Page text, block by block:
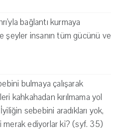
bağlantı kurmaya
şeyler insanın tüm gücünü ve
bulmaya çalışarak
kahkahadan kırılmama yol
sebebini aradıkları yok,
ediyorlar ki? (syf. 35)